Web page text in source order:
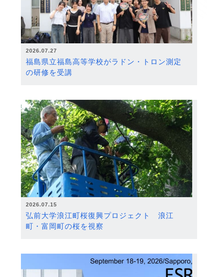
2026.07.27
福島県立福島高等学校がラドン・トロン測定
の研修を受講
2026.07.15
弘前大学浪江町桜復興プロジェクト 浪江
町・富岡町の桜を視察